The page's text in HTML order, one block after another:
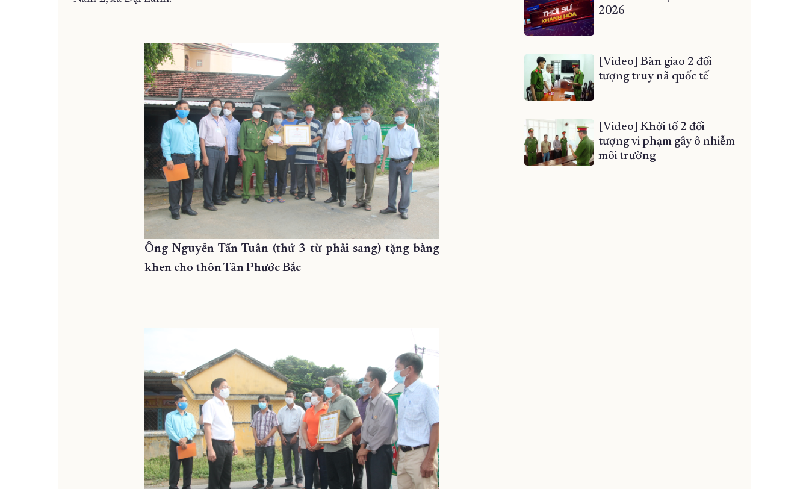
Ông Nguyễn Tấn Tuân (thứ 3 từ phải sang) tặng bằng
khen cho thôn Tân Phước Bắc
2026
[Video] Bàn giao 2 đối
tượng truy nã quốc tế
[Video] Khởi tố 2 đối
tượng vi phạm gây ô nhiễm
môi trường